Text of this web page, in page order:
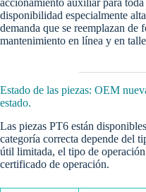
accionamiento auxiliar para
disponibilidad especialmente
demanda que se reemplazan de
mantenimiento en línea y en
Estado de las piezas: OEM
estado.
Las piezas PT6 están
categoría correcta depende del
útil limitada, el tipo de
certificado de operación.